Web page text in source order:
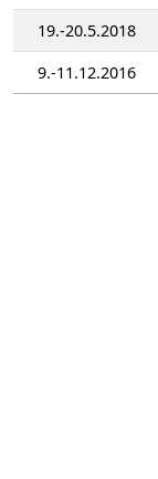
19.-20.5.2018
9.-11.12.2016